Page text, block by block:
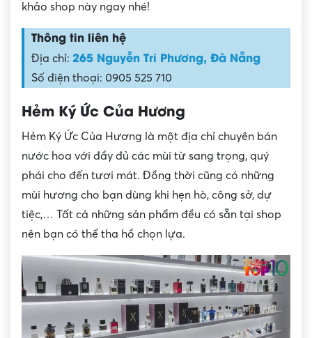
khảo shop này ngay nhé!
Thông tin liên hệ
Địa chỉ: 265 Nguyễn Tri Phương, Đà Nẵng
Số điện thoại: 0905 525 710
Hẻm Ký Ức Của Hương
Hẻm Ký Ức Của Hương là một địa chỉ chuyên bán
nước hoa với đầy đủ các mùi từ sang trọng, quý
phái cho đến tươi mát. Đồng thời cũng có những
mùi hương cho bạn dùng khi hẹn hò, công sở, dự
tiệc,… Tất cả những sản phẩm đều có sẵn tại shop
nên bạn có thể tha hồ chọn lựa.